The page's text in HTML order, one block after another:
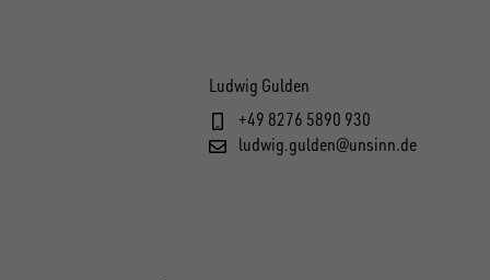
Ludwig Gulden
+49 8276 5890 930
ludwig.gulden@unsinn.de